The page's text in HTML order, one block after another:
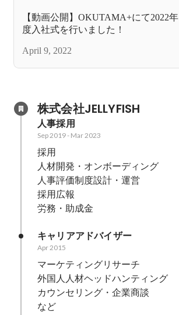
【動画公開】OKUTAMA+にて2022年
度入社式を行いました！
April 9, 2022
株式会社JELLYFISH
人事採用
Sep 2019- Mar 2023
採用
人材開発・オンボーディング
人事評価制度設計・運営
採用広報
労務・助成金
キャリアアドバイザー
Apr 2015
マーケティングリサーチ
外国人人材ヘッドハンティング
カウンセリング・企業商談
など